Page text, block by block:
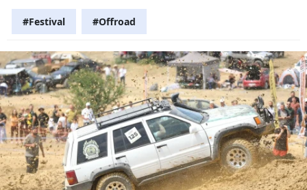
#Festival #Offroad